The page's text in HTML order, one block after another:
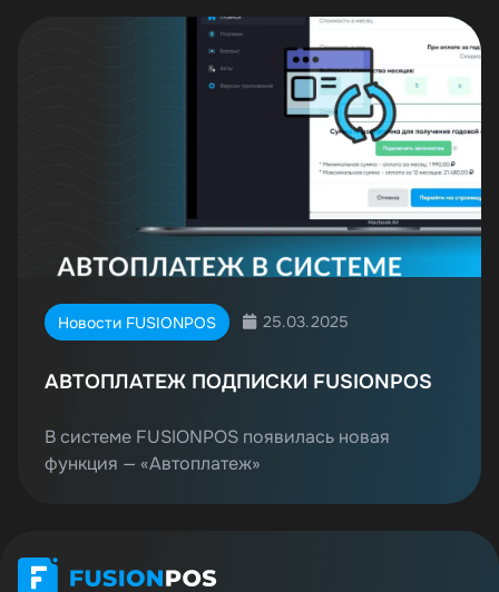
Новости FUSIONPOS 25.03.2025
АВТОПЛАТЕЖ ПОДПИСКИ FUSIONPOS
В системе FUSIONPOS появилась новая
функция — «Автоплатеж»